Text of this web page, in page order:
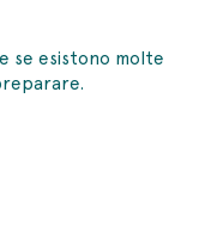
se esistono molte